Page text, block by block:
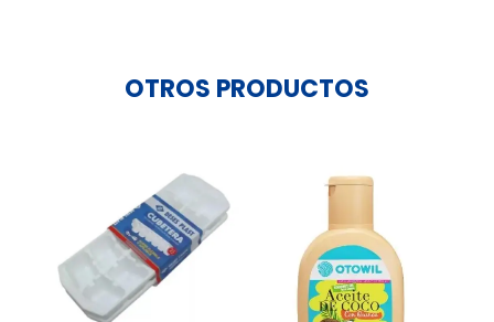
OTROS PRODUCTOS